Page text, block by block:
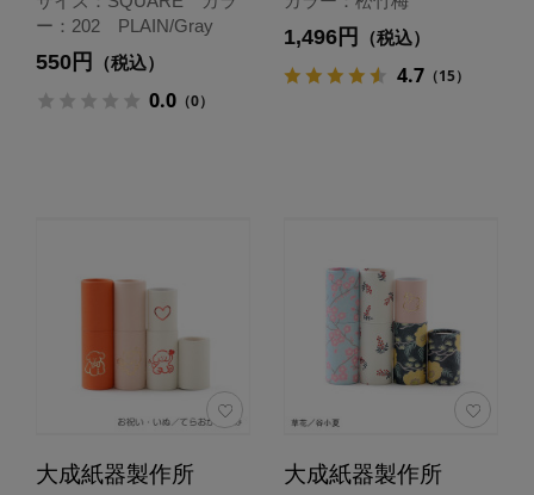
ー：202 PLAIN/Gray
550円 （税込）
0.0（0）
1,496円 （税込）
4.7（15）
大成紙器製作所 大成紙器製作所